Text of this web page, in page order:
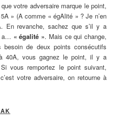
votre adversaire marque le point,
» (A comme « égAlité » ? Je n’en
En revanche, sachez que s’il y a
a… « égalité ». Mais ce qui change,
besoin de deux points consécutifs
40A, vous gagnez le point, il y a
vous remportez le point suivant,
votre adversaire, on retourne à